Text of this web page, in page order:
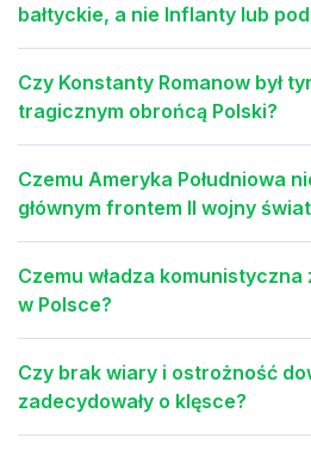
bałtyckie, a nie Inflanty lub
Czy Konstanty Romanow był
tragicznym obrońcą Polski?
Czemu Ameryka Południowa
głównym frontem II wojny
Czemu władza komunistyczna
w Polsce?
Czy brak wiary i ostrożność
zadecydowały o klęsce?